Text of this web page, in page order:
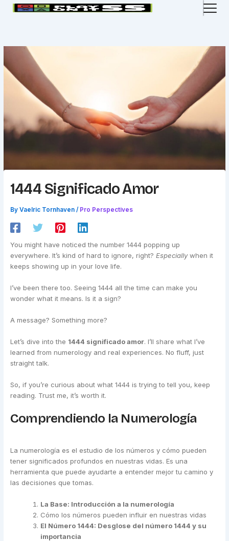
1444 Significado Amor
ByVaelric Tornhaven/ Pro Perspectives
You might have noticed the number 1444 popping up
everywhere. It’s kind of hard to ignore, right?Especiallywhen it
keeps showing up in your love life.
I’ve been there too. Seeing 1444 all the time can make you
wonder what it means. Is it a sign?
A message? Something more?
Let’s dive into the 1444 significado amor. I’ll share what I’ve
learned from numerology and real experiences. No fluff, just
straight talk.
So, if you’re curious about what 1444 is trying to tell you, keep
reading. Trust me, it’s worth it.
Comprendiendo la Numerología
La numerología es el estudio de los números y cómo pueden
tener significados profundos en nuestras vidas. Es una
herramienta que puede ayudarte a entender mejor tu camino y
las decisiones que tomas.
La Base: Introducción a la numerología
Cómo los números pueden influir en nuestras vidas
El Número 1444: Desglose del número 1444 y su
importancia